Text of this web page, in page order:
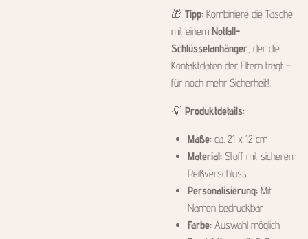
🎁 Tipp: Kombiniere die Tasche
mit einem Notfall-
Schlüsselanhänger, der die
Kontaktdaten der Eltern trägt –
für noch mehr Sicherheit!
💡 Produktdetails:
Maße: ca. 21 x 12 cm
Material: Stoff mit sicherem
Reißverschluss
Personalisierung: Mit
Namen bedruckbar
Farbe: Auswahl möglich